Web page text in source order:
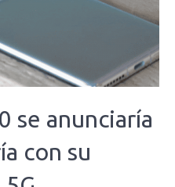
se anunciaría
con su